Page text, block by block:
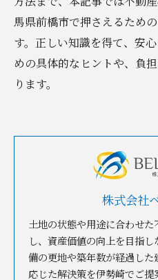
馬県前橋市で押さえるため
す。正しい知識を得て、安
めの具体的なヒントや、負
ります。
株式会社
土地の状態や用途に合わせ
し、資産価値の向上を目指
備の更地や築年数が経過し
応じた解決策を伊勢崎でご提